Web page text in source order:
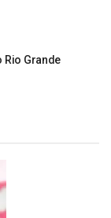
Rio Grande